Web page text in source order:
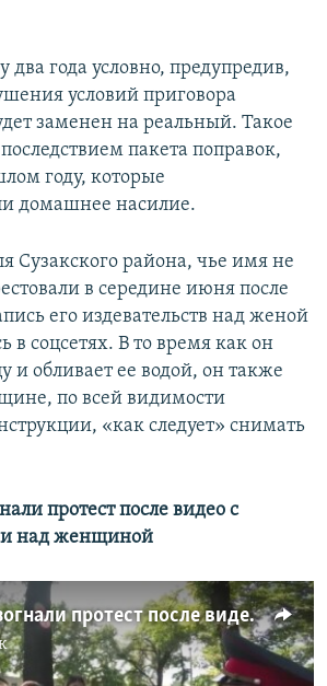
два года условно, предупредив,
условий приговора
заменен на реальный. Такое
пакета поправок,
году, которые
домашнее насилие.
Сузакского района, чье имя не
в середине июня после
его издевательств над женой
в соцсетях. В то время как он
и обливает ее водой, он также
по всей видимости
«как следует» снимать
протест после видео с
над женщиной
В Бишкеке разогнали протест после видео с издевательствами над женщиной